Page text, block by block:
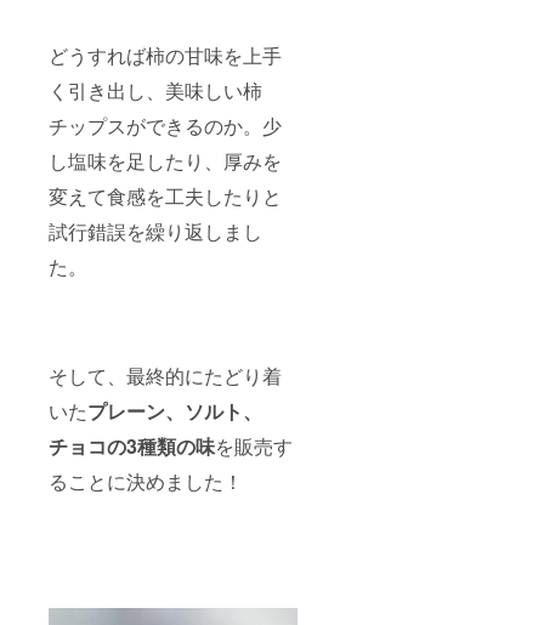
どうすれば柿の甘味を上手
く引き出し、美味しい柿
チップスができるのか。少
し塩味を足したり、厚みを
変えて食感を工夫したりと
試行錯誤を繰り返しまし
た。
そして、最終的にたどり着
いたプレーン、ソルト、
チョコの3種類の味を販売す
ることに決めました！